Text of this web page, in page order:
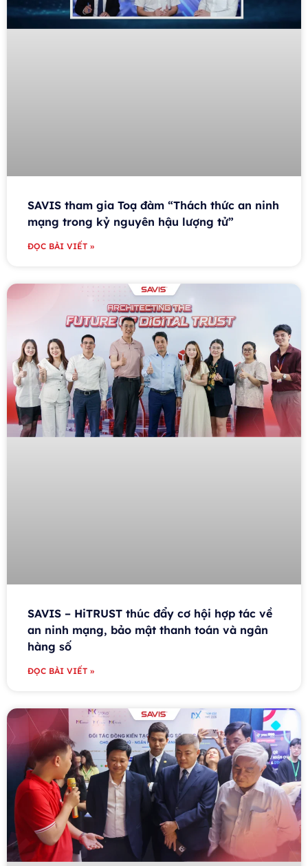
SAVIS tham gia Toạ đàm “Thách thức an ninh
mạng trong kỷ nguyên hậu lượng tử”
ĐỌC BÀI VIẾT »
SAVIS – HiTRUST thúc đẩy cơ hội hợp tác về
an ninh mạng, bảo mật thanh toán và ngân
hàng số
ĐỌC BÀI VIẾT »